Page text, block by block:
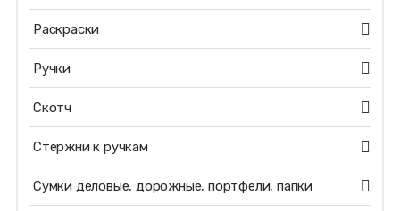
Раскраски
Ручки
Скотч
Стержни к ручкам
Сумки деловые, дорожные, портфели, папки